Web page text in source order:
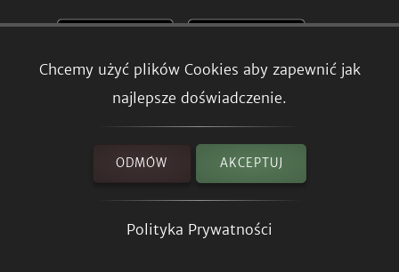
Chcemy użyć plików Cookies aby zapewnić jak
najlepsze doświadczenie.
ODMÓW AKCEPTUJ
Polityka Prywatności